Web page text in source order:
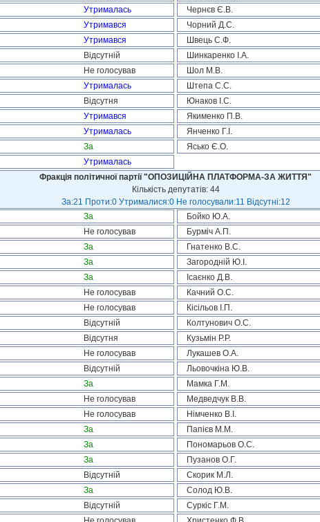
Утрималась Чернєв Є.В.
Утримався Чорний Д.С.
Утримався Швець С.Ф.
Відсутній Шинкаренко І.А.
Не голосував Шол М.В.
Утрималась Штепа С.С.
Відсутня Юнаков І.С.
Утримався Якименко П.В.
Утрималась Янченко Г.І.
За Ясько Є.О.
Утрималась
Фракція політичної партії "ОПОЗИЦІЙНА ПЛАТФОРМА-ЗА ЖИТТЯ"
Кількість депутатів: 44
За:21 Проти:0 Утрималися:0 Не голосували:11 Відсутні:12
За Бойко Ю.А.
Не голосував Бурміч А.П.
За Гнатенко В.С.
За Загородній Ю.І.
За Ісаєнко Д.В.
Не голосував Качний О.С.
Не голосував Кісільов І.П.
Відсутній Колтунович О.С.
Відсутня Кузьмін Р.Р.
Не голосував Лукашев О.А.
Відсутній Льовочкіна Ю.В.
За Мамка Г.М.
Не голосував Медведчук В.В.
Не голосував Німченко В.І.
За Папієв М.М.
За Пономарьов О.С.
За Пузанов О.Г.
Відсутній Скорик М.Л.
За Солод Ю.В.
Відсутній Суркіс Г.М.